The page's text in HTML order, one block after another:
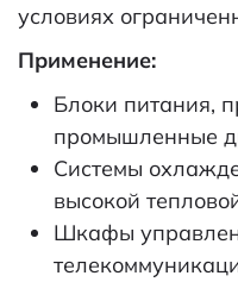
условиях
Применение:
Блоки питания,
промышленные
Системы
высокой
Шкафы